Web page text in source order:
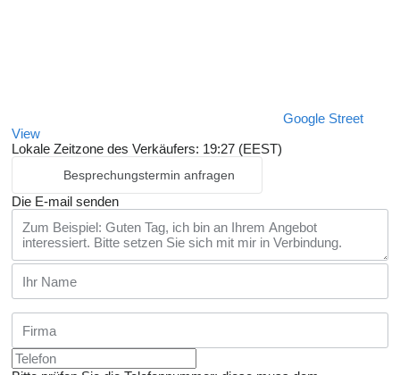
Google Street
View
Lokale Zeitzone des Verkäufers: 19:27 (EEST)
Besprechungstermin anfragen
Die E-mail senden